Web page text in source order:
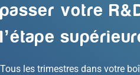
passer votre
l’étape
Tous les trimestres dans votre